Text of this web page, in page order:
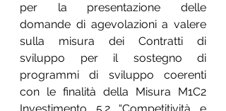
per la presentazione delle
domande di agevolazioni a valere
sulla misura dei Contratti di
sviluppo per il sostegno di
programmi di sviluppo coerenti
con le finalità della Misura M1C2